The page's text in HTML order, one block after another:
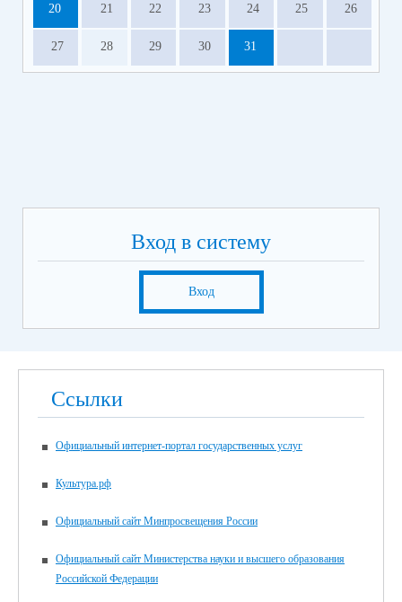
20 21 22 23 24 25 26
27 28 29 30 31
Вход в систему
Вход
Ссылки
Официальный интернет-портал государственных услуг
Культура.рф
Официальный сайт Минпросвещения России
Официальный сайт Министерства науки и высшего образования
Российской Федерации